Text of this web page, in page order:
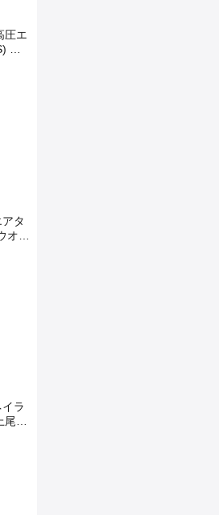
】
取
タ
オ
取
ラ
尾市
し